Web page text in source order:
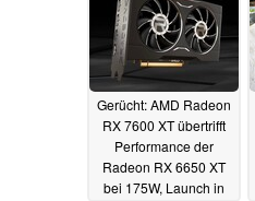
Gerücht: AMD Radeon
RX 7600 XT übertrifft
Performance der
Radeon RX 6650 XT
bei 175W, Launch in